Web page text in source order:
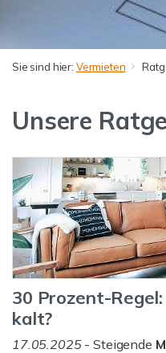
Sie sind hier: Vermieten
Unsere
30 Prozent-
kalt?
17.05.2025- Steigende